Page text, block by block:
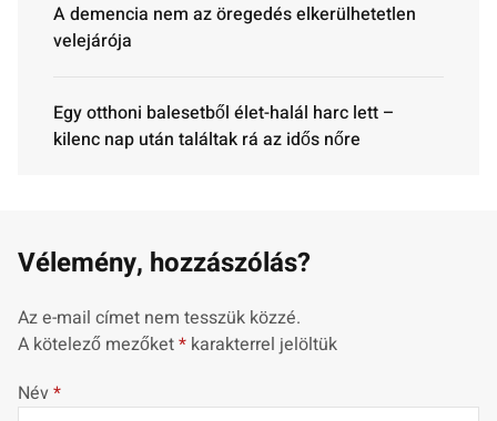
A demencia nem az öregedés elkerülhetetlen
velejárója
Egy otthoni balesetből élet-halál harc lett –
kilenc nap után találtak rá az idős nőre
Vélemény, hozzászólás?
Az e-mail címet nem tesszük közzé.
A kötelező mezőket* karakterrel jelöltük
Név*